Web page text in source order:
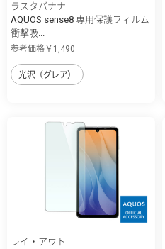
ラスタバナナ
AQUOS sense8 専用保護フィルム
衝撃吸...
参考価格￥1,490
光沢（グレア）
レイ・アウト